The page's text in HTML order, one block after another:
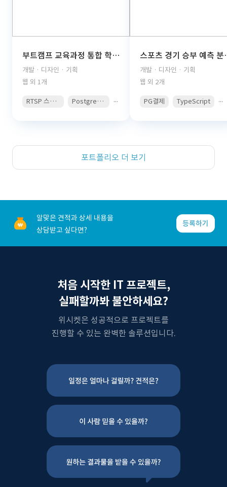
부트캠프 교육과정 통합 학습관리 플랫폼(React, TypeScript, FastAPI, PostgreSQL, AWS S3, JWT Auth, PDF Viewer)
개발 · 디자인 · 기획
웹 외 1개
RTSP 스트리밍 PostgreSQL ...
스포츠 경기 승부 예
개발 · 디자인 · 기획
웹 외 2개
PG결제 TypeScript ...
포트폴리오 더 보기
알맞은 견적과 상세 내용을
상담받고 싶다면?
등록하기
처음 시작한 IT 프로젝트,
실패할까봐 불안하세요?
위시켓은 성공적으로 프로젝트를
진행할 수 있는 완벽한 솔루션입니다.